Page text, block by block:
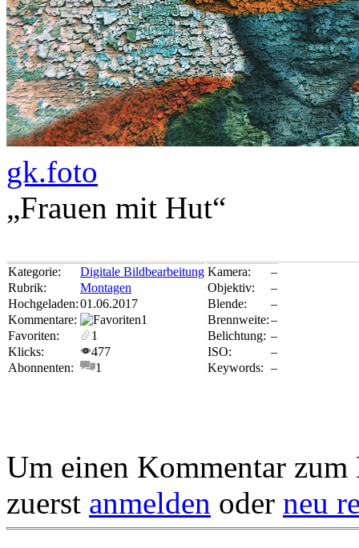
gk.foto
„Frauen mit Hut“
Kategorie:
Digitale Bildbearbeitung
Rubrik:
Montagen
Hochgeladen:01.06.2017
Kommentare:
1
Favoriten:
1
Klicks:
477
Abonnenten:
1
Kamera:
–
Objektiv:
–
Blende:
–
Brennweite:–
Belichtung: –
ISO:
–
Keywords: –
Um einen Kommentar
zuerst anmelden oder neu